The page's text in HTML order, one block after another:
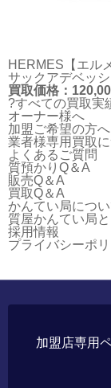
HERMES【エル
サックアデベッ
買取価格：
?すべての買取実
オーナー様へ
加盟ご希望の方へ
業者様専用買取
よくあるご質問
質預かりQ＆A
販売Q＆A
買取Q＆A
かんてい局につ
質屋かんてい局
採用情報
プライバシーポ
加盟店専用